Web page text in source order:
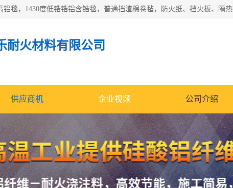
耐火材料有限公司
供应商机 企业视频 公司介绍